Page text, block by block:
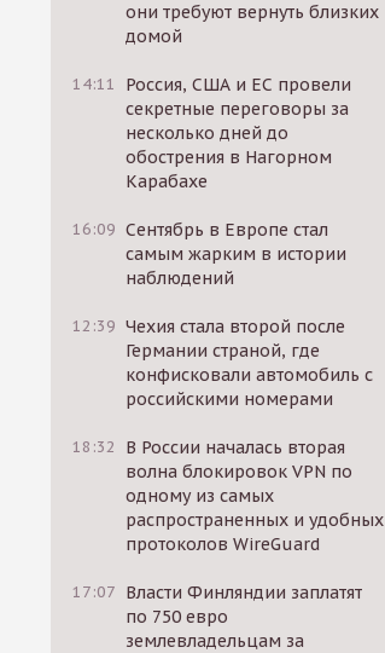
они требуют вернуть близких
домой
14:11
Россия, США и ЕС провели
секретные переговоры за
несколько дней до
обострения в Нагорном
Карабахе
16:09 Сентябрь в Европе стал
самым жарким в истории
наблюдений
12:39 Чехия стала второй после
Германии страной, где
конфисковали автомобиль с
российскими номерами
18:32
В России началась вторая
волна блокировок VPN по
одному из самых
распространенных и удобных
протоколов WireGuard
17:07 Власти Финляндии заплатят
по 750 евро
землевладельцам за